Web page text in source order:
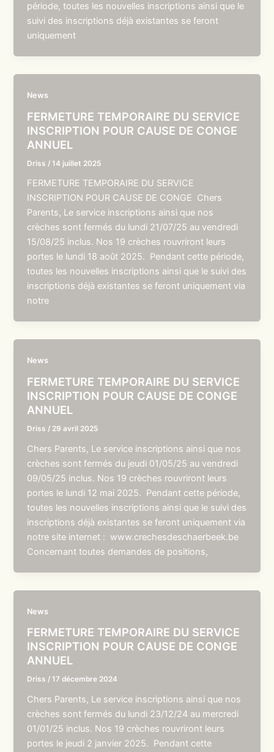
période, toutes les nouvelles inscriptions ainsi que le
suivi des inscriptions déjà existantes se feront
uniquement
News
FERMETURE TEMPORAIRE DU SERVICE
INSCRIPTION POUR CAUSE DE CONGE
ANNUEL
Driss /14 juillet 2025
FERMETURE TEMPORAIRE DU SERVICE
INSCRIPTION POUR CAUSE DE CONGE Chers
Parents, Le service inscriptions ainsi que nos
crèches sont fermés du lundi 21/07/25 au vendredi
15/08/25 inclus. Nos 19 crèches rouvriront leurs
portes le lundi 18 août 2025. Pendant cette période,
toutes les nouvelles inscriptions ainsi que le suivi des
inscriptions déjà existantes se feront uniquement via
notre
News
FERMETURE TEMPORAIRE DU SERVICE
INSCRIPTION POUR CAUSE DE CONGE
ANNUEL
Driss / 29 avril 2025
Chers Parents, Le service inscriptions ainsi que nos
crèches sont fermés du jeudi 01/05/25 au vendredi
09/05/25 inclus. Nos 19 crèches rouvriront leurs
portes le lundi 12 mai 2025. Pendant cette période,
toutes les nouvelles inscriptions ainsi que le suivi des
inscriptions déjà existantes se feront uniquement via
notre site internet : www.crechesdeschaerbeek.be
Concernant toutes demandes de positions,
News
FERMETURE TEMPORAIRE DU SERVICE
INSCRIPTION POUR CAUSE DE CONGE
ANNUEL
Driss /17 décembre 2024
Chers Parents, Le service inscriptions ainsi que nos
crèches sont fermés du lundi 23/12/24 au mercredi
01/01/25 inclus. Nos 19 crèches rouvriront leurs
portes le jeudi 2 janvier 2025. Pendant cette